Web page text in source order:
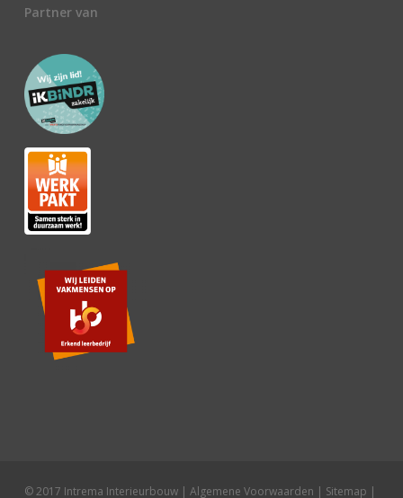
Partner van
© 2017 Intrema Interieurbouw | Algemene Voorwaarden | Sitemap |